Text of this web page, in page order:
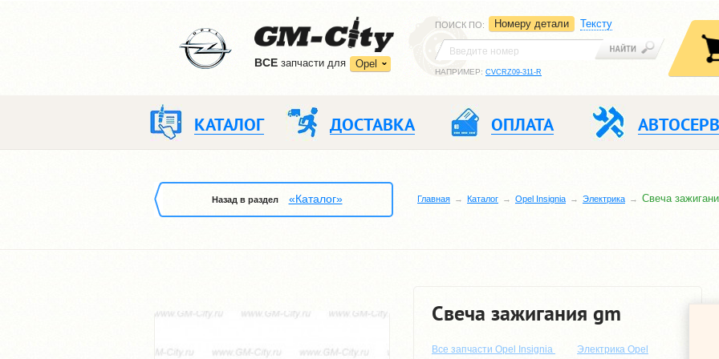
ВCE запчасти для Opel
ПОИСК ПО: Номеру детали Тексту
НАПРИМЕР: CVCRZ09-311-R
КАТАЛОГ ДОСТАВКА ОПЛАТА
Назад в раздел «Каталог» Главная Каталог Opel Insignia Электрика Свеча
Свеча зажигания gm
Все запчасти Opel Insignia
Электрика Opel